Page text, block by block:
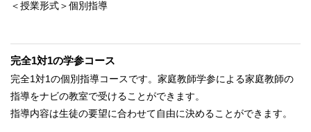
＜授業形式＞個別指導
完全1対1の学参コース
完全1対1の個別指導コースです。家庭教師学参による家庭教師の
指導をナビの教室で受けることができます。
指導内容は生徒の要望に合わせて自由に決めることができます。